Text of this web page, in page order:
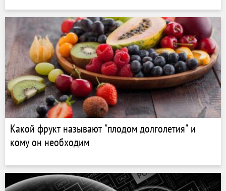
Какой фрукт называют "плодом долголетия" и
кому он необходим